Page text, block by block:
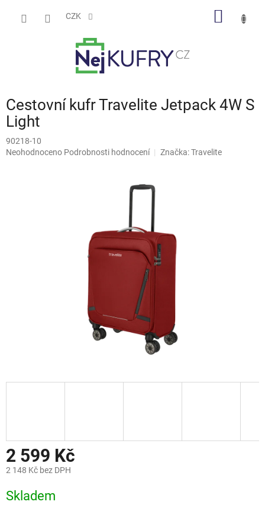
CZK
Cestovní kufr Travelite Jetpack 4W S
Light
90218-10
Průměrné
Neohodnoceno Podrobnosti hodnocení Značka:Travelite
2 599 Kč
2 148 Kč bez DPH
cena:
Skladem